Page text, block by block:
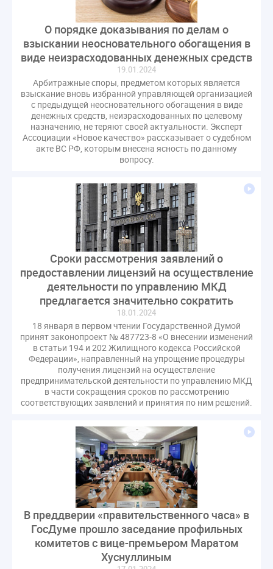
Игорь Владимиров
Качество
Кейс
Комиссия РСПП по ЖКХ
Конституционный Суд
Кошелев Пахомов
Лицензии М.Геллер
МЧС
НК РФ
Награды Новая УК
ПМЮФ
ПМЮФ-2024
Перепланировка ОДИ
Пломба
Поручение Президента
Правительства РФ
Правительство диагностика
Праздники
РКЦ
Разъяснения
Регулирование Малахов
Резолюция
Рейтинг
Собрание собственников
Соглашение о сотрудничестве
Статья
Стратегия развития ЖКХ 2030
Судебная практика ЖКХ
Требования
Форум
арендатор
вентиляционные каналы
внеплановые проверки
вода
выбор УК
гарантийная управляющая компания
гарантирующие управляющие организации
госпошлина
демоэкзамен
депутаты
дисквалификация
документ
единство измерений
жалобы
жилищный надзор
закон о банкротстве
изменения в ЖК РФ
изменения в Положение
индексация
индикаторы риска
кадры
категория риска
квалифэкзамен
кворум ОСС
коммунальные ресурсы
коррупция
микрогенерация
надзор
неосновательное обогащение
непредвиденные расходы
нормотворчество
общедомовое имущество
общедомовой прибор учета
общее собрание
общественный совет
объект культурного наследия
особенности взимания пени
О порядке доказывания по делам о
взыскании неосновательного обогащения в
виде неизрасходованных денежных средств
19.01.2024
Арбитражные споры, предметом которых является
взыскание вновь избранной управляющей организацией
с предыдущей неосновательного обогащения в виде
денежных средств, неизрасходованных по целевому
назначению, не теряют своей актуальности. Эксперт
Ассоциации «Новое качество» рассказывает о судебном
акте ВС РФ, которым внесена ясность по данному
вопросу.
Сроки рассмотрения заявлений о
предоставлении лицензий на осуществление
деятельности по управлению МКД
предлагается значительно сократить
18.01.2024
18 января в первом чтении Государственной Думой
принят законопроект № 487723-8 «О внесении изменений
в статьи 194 и 202 Жилищного кодекса Российской
Федерации», направленный на упрощение процедуры
получения лицензий на осуществление
предпринимательской деятельности по управлению МКД
в части сокращения сроков по рассмотрению
соответствующих заявлений и принятия по ним решений.
В преддверии «правительственного часа» в
ГосДуме прошло заседание профильных
комитетов с вице-премьером Маратом
Хуснуллиным